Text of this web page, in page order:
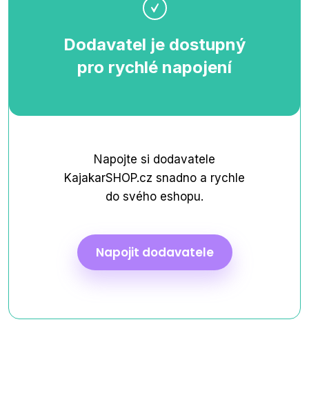
Dodavatel je dostupný
pro rychlé napojení
Napojte si dodavatele
KajakarSHOP.cz snadno a rychle
do svého eshopu.
Napojit dodavatele